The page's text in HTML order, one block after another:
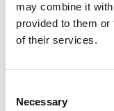
may combine it
provided to them
of their services.
Selection
Necessary